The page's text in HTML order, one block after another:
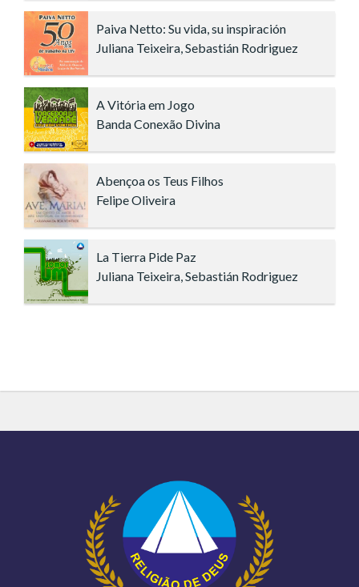
Paiva Netto: Su vida, su inspiración
Juliana Teixeira, Sebastián Rodriguez
A Vitória em Jogo
Banda Conexão Divina
Abençoa os Teus Filhos
Felipe Oliveira
La Tierra Pide Paz
Juliana Teixeira, Sebastián Rodriguez